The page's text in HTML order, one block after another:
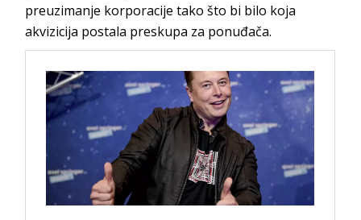
preuzimanje korporacije tako što bi bilo koja
akvizicija postala preskupa za ponuđača.